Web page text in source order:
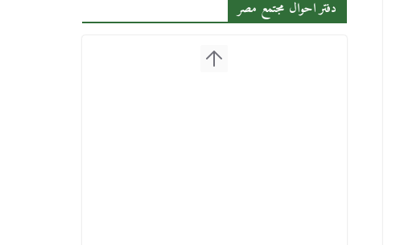
دفتر احوال مجتمع مصر